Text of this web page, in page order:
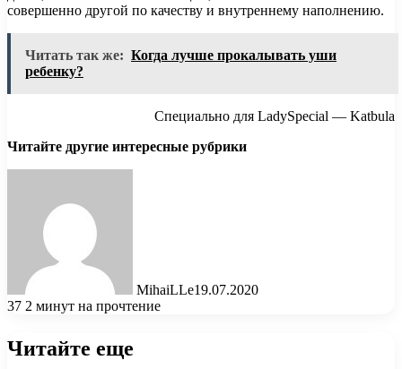
совершенно другой по качеству и внутреннему наполнению.
Читать так же: Когда лучше прокалывать уши
ребенку?
Специально для LadySpecial — Katbula
Читайте другие интересные рубрики
MihaiLLe19.07.2020
37 2 минут на прочтение
Читайте еще